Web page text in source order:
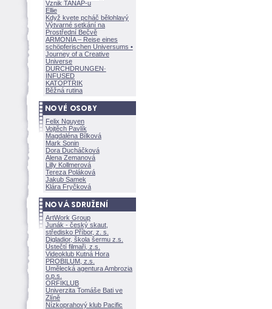
Vznik TANAP-u
Ellie
Když kvete pcháč bělohlavý
Výtvarné setkání na
Prostřední Bečvě
ARMONÍA – Reise eines
schöpferischen Universums •
Journey of a Creative
Universe
DURCHDRUNGEN·
INFUSED
KATOPTRIK
Běžná rutina
Felix Nguyen
Vojtěch Pavlík
Magdaléna Bílkov
Mark Sonin
Dora Ducháčkov
Alena Zemanov
Lilly Kollmerov
Tereza Polákov
Jakub Samek
Klára Fryčkov
ArtWork Group
Junák - český skaut,
středisko Příbor, z. s.
Digladior, škola šermu z.s.
Ústečtí filmaři, z.s.
Videoklub Kutná Hora
PROBILUM, z.s.
Umělecká agentura Ambrozia
o.p.s.
ORFIKLUB
Univerzita Tomáše Bati ve
Zlíně
Nízkoprahový klub Pacific